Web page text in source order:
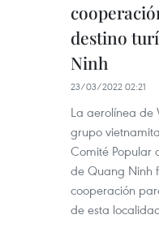
destino
Ninh
23/03/2022 02:21
La aerolínea de
grupo
Comité Popular
de Quang Ninh
cooperación
de esta